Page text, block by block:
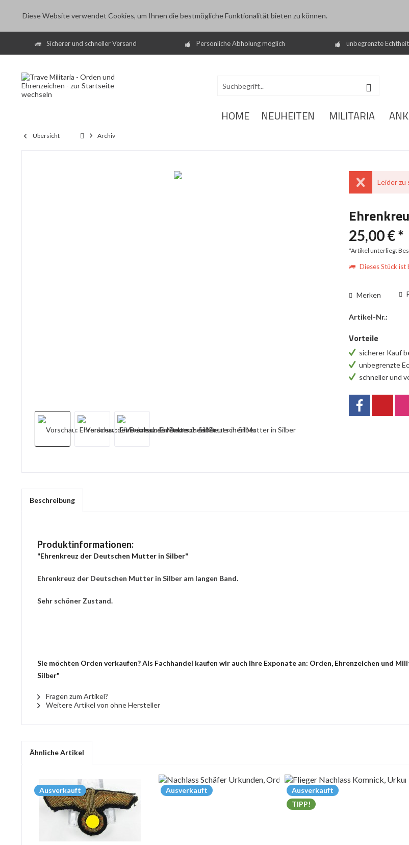
Diese Website verwendet Cookies, um Ihnen die bestmögliche Funktionalität bieten zu können.
Sicherer und schneller Versand Persönliche Abholung möglich unbegrenzte
HOME NEUHEITEN MILITARIA
Übersicht Archiv
Leider
25,00 € *
*Artikel unterliegt
Dieses Stück
Merken
Artikel-Nr.:
Vorteile
sicherer Kauf
unbegrenzte
schneller und
Beschreibung
Produktinformationen:
"Ehrenkreuz der Deutschen Mutter in Silber"
Ehrenkreuz der Deutschen Mutter in Silber am langen Band.
Sehr schöner Zustand.
Sie möchten Orden verkaufen? Als Fachhandel kaufen wir auch Ihre Exponate an: Orden, Ehrenzeichen und
Silber"
Fragen zum Artikel?
Weitere Artikel von ohne Hersteller
Ähnliche Artikel
Ausverkauft Ausverkauft
Ausverkauft
TIPP!